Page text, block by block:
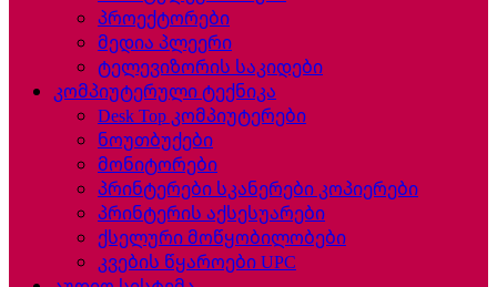
პროექტორები
მედია პლეერი
ტელევიზორის საკიდები
კომპიუტერული ტექნიკა
Desk Top კომპიუტერები
ნოუთბუქები
მონიტორები
პრინტერები სკანერები კოპიერები
პრინტერის აქსესუარები
ქსელური მოწყობილობები
კვების წყაროები UPC